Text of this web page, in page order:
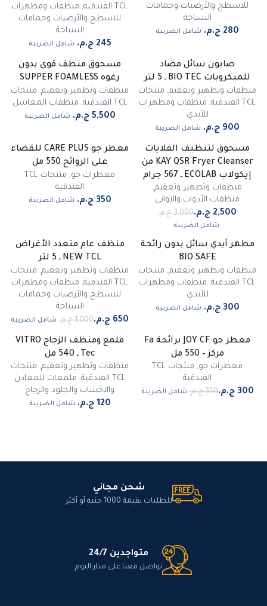
للاسطح والأرضيات وحمامات
السباحة
شامل الضريبة
TCL الفندقية
, منظفات ومطهرات
للاسطح والأرضيات وحمامات
السباحة
شامل الضريبة
صابون سائل مضاد
للميكروبات BIO TEC ـ 5 لتر
منظفات وتطهير وتعقيم, منتجات
TCL الفندقية
, منظفات ومطهرات
للأيدي
شامل الضريبة
مسحوق منظف قوى بدون
رغوه SUPPER FOAMLESS
منظفات وتطهير وتعقيم, منتجات
TCL الفندقية
, منظفات المغاسل
شامل الضريبة
مسحوق لتنظيف القلايات
KAY QSR Fryer Cleanser من
إيكولاب ECOLAB ـ 567 جرام
منظفات وتطهير وتعقيم,
منظفات الأدوات والاواني
شامل الضريبة
معطر جو CARE PLUS للقضاء
على الروائح 550 مل
معطرات جو,
منتجات TCL
الفندقية
شامل الضريبة
غير متوفر
مطهر أيدي سائل بدون رائحة
BIO SAFE
منظفات وتطهير وتعقيم, منتجات
TCL الفندقية
, منظفات ومطهرات
للأيدي
شامل الضريبة
منظف عام متعدد الأغراض
NEW TCL ـ 5 لتر
منظفات وتطهير وتعقيم, منتجات
TCL الفندقية
, منظفات ومطهرات
للاسطح والأرضيات وحمامات
السباحة
شامل الضريبة
معطر جو JOY CF برائحة Fa
مركز – 550 مل
معطرات جو,
منتجات TCL
الفندقية
‏350 ج.م.‏ شامل الضريبة
ملمع ومنظف الزجاج VITRO
Tec ـ 540 مل
منظفات وتطهير وتعقيم, منتجات
TCL الفندقية
, ملمعات للمعادن
والاخشاب والجلود والزجاج
شامل الضريبة
شحن مجاني
للطلبات بقيمة 1000 جنيه أو أكثر
متواجدين 24/7
تواصل معنا على مدار اليوم